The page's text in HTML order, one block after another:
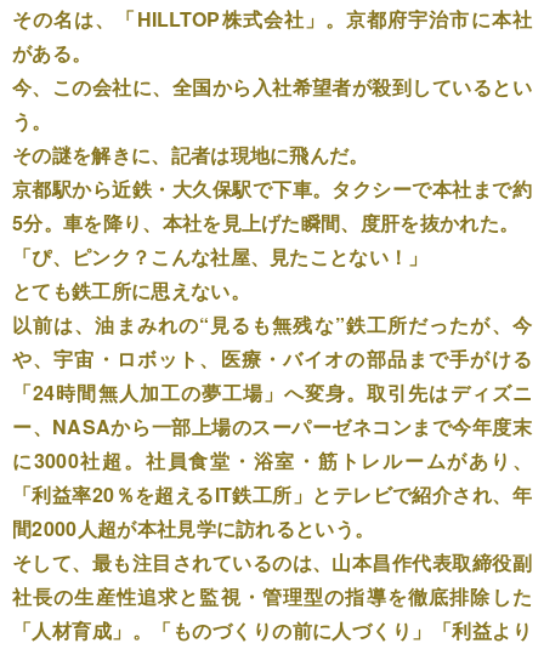
その名は、「HILLTOP株式会社」。京都府宇治市に本社
がある。
今、この会社に、全国から入社希望者が殺到しているとい
う。
その謎を解きに、記者は現地に飛んだ。
京都駅から近鉄・大久保駅で下車。タクシーで本社まで約
5分。車を降り、本社を見上げた瞬間、度肝を抜かれた。
「ぴ、ピンク？こんな社屋、見たことない！」
とても鉄工所に思えない。
以前は、油まみれの“見るも無残な”鉄工所だったが、今
や、宇宙・ロボット、医療・バイオの部品まで手がける
「24時間無人加工の夢工場」へ変身。取引先はディズニ
ー、NASAから一部上場のスーパーゼネコンまで今年度末
に3000社超。社員食堂・浴室・筋トレルームがあり、
「利益率20％を超えるIT鉄工所」とテレビで紹介され、年
間2000人超が本社見学に訪れるという。
そして、最も注目されているのは、山本昌作代表取締役副
社長の生産性追求と監視・管理型の指導を徹底排除した
「人材育成」。「ものづくりの前に人づくり」「利益より